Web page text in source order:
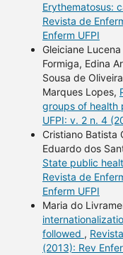
Erythematosus:
Revista de
Enferm UFPI
Gleiciane
Formiga, Edina
Sousa de
Marques Lopes,
groups of health
UFPI: v. 2 n. 4
Cristiano Batista
Eduardo dos
State public
Revista de
Enferm UFPI
Maria do
followed ,
(2013): Rev